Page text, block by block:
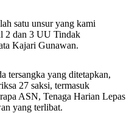
satu unsur yang kami
2 dan 3 UU Tindak
Kajari Gunawan.
tersangka yang ditetapkan,
27 saksi, termasuk
ASN, Tenaga Harian Lepas
yang terlibat.